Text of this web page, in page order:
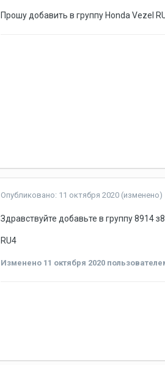
Прошу добавить в группу Honda Vezel
Опубликовано: 11 октября 2020 (изменено)
Здравствуйте добавьте в группу 8914
RU4
Изменено 11 октября 2020